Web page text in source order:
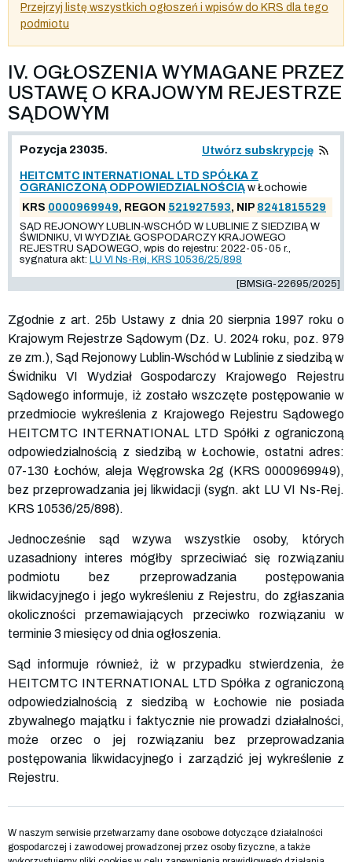
Przejrzyj listę wszystkich ogłoszeń i wpisów do KRS dla tego
podmiotu
IV. OGŁOSZENIA WYMAGANE PRZEZ
USTAWĘ O KRAJOWYM REJESTRZE
SĄDOWYM
Pozycja 23035. Utwórz subskrypcję
HEITCMTC INTERNATIONAL LTD SPÓŁKA Z
OGRANICZONĄ ODPOWIEDZIALNOŚCIĄ w Łochowie
KRS 0000969949, REGON 521927593, NIP 8241815529
SĄD REJONOWY LUBLIN-WSCHÓD W LUBLINIE Z SIEDZIBĄ W
ŚWIDNIKU, VI WYDZIAŁ GOSPODARCZY KRAJOWEGO
REJESTRU SĄDOWEGO, wpis do rejestru: 2022-05-05 r.,
sygnatura akt: LU VI Ns-Rej. KRS 10536/25/898
[BMSiG-22695/2025]
Zgodnie z art. 25b Ustawy z dnia 20 sierpnia 1997 roku o
Krajowym Rejestrze Sądowym (Dz. U. 2024 roku, poz. 979
ze zm.), Sąd Rejonowy Lublin-Wschód w Lublinie z siedzibą w
Świdniku VI Wydział Gospodarczy Krajowego Rejestru
Sądowego informuje, iż zostało wszczęte postępowanie w
przedmiocie wykreślenia z Krajowego Rejestru Sądowego
HEITCMTC INTERNATIONAL LTD Spółki z ograniczoną
odpowiedzialnością z siedzibą w Łochowie, ostatni adres:
07-130 Łochów, aleja Węgrowska 2g (KRS 0000969949),
bez przeprowadzania jej likwidacji (sygn. akt LU VI Ns-Rej.
KRS 10536/25/898).
Jednocześnie sąd wzywa wszystkie osoby, których
uzasadniony interes mógłby sprzeciwiać się rozwiązaniu
podmiotu bez przeprowadzania postępowania
likwidacyjnego i jego wykreśleniu z Rejestru, do zgłaszania
okoliczności przemawiających przeciwko rozwiązaniu w
terminie 3 miesięcy od dnia ogłoszenia.
Sąd informuje również, iż w przypadku stwierdzenia, że
HEITCMTC INTERNATIONAL LTD Spółka z ograniczoną
odpowiedzialnością z siedzibą w Łochowie nie posiada
zbywalnego majątku i faktycznie nie prowadzi działalności,
może orzec o jej rozwiązaniu bez przeprowadzania
postępowania likwidacyjnego i zarządzić jej wykreślenie z
Rejestru.
W naszym serwisie przetwarzamy dane osobowe dotyczące działalności
gospodarczej i zawodowej prowadzonej przez osoby fizyczne, a także